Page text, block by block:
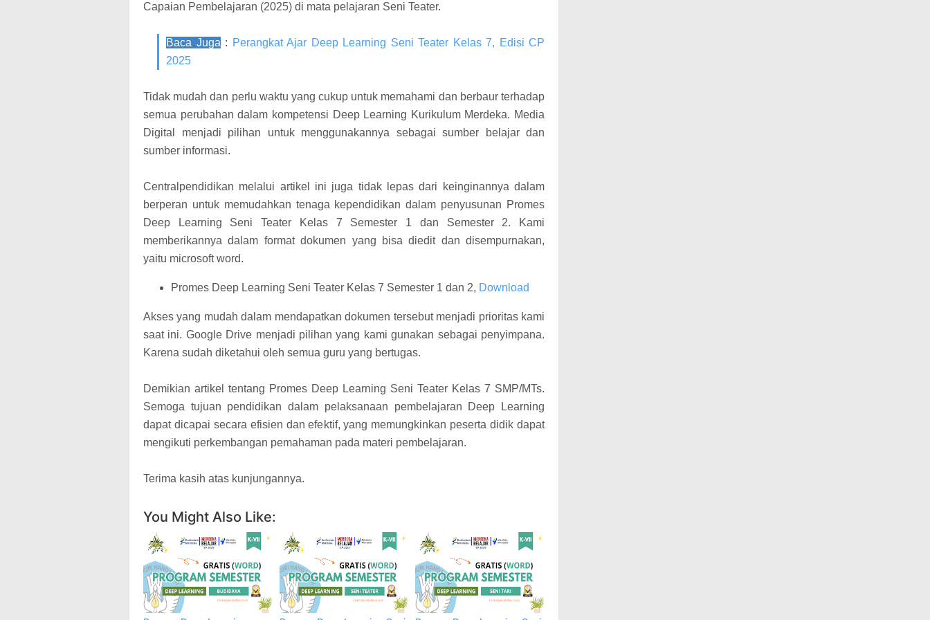
Capaian Pembelajaran (2025) di mata pelajaran Seni Teater.
Baca Juga: Perangkat Ajar Deep Learning Seni Teater Kelas 7, Edisi CP
2025
Tidak mudah dan perlu waktu yang cukup untuk memahami dan berbaur terhadap
semua perubahan dalam kompetensi Deep Learning Kurikulum Merdeka. Media
Digital menjadi pilihan untuk menggunakannya sebagai sumber belajar dan
sumber informasi.
Centralpendidikan melalui artikel ini juga tidak lepas dari keinginannya dalam
berperan untuk memudahkan tenaga kependidikan dalam penyusunan Promes
Deep Learning Seni Teater Kelas 7 Semester 1 dan Semester 2. Kami
memberikannya dalam format dokumen yang bisa diedit dan disempurnakan,
yaitu microsoft word.
Promes Deep Learning Seni Teater Kelas 7 Semester 1 dan 2, Download
Akses yang mudah dalam mendapatkan dokumen tersebut menjadi prioritas kami
saat ini. Google Drive menjadi pilihan yang kami gunakan sebagai penyimpana.
Karena sudah diketahui oleh semua guru yang bertugas.
Demikian artikel tentang Promes Deep Learning Seni Teater Kelas 7 SMP/MTs.
Semoga tujuan pendidikan dalam pelaksanaan pembelajaran Deep Learning
dapat dicapai secara efisien dan efektif, yang memungkinkan peserta didik dapat
mengikuti perkembangan pemahaman pada materi pembelajaran.
Terima kasih atas kunjungannya.
You Might Also Like: